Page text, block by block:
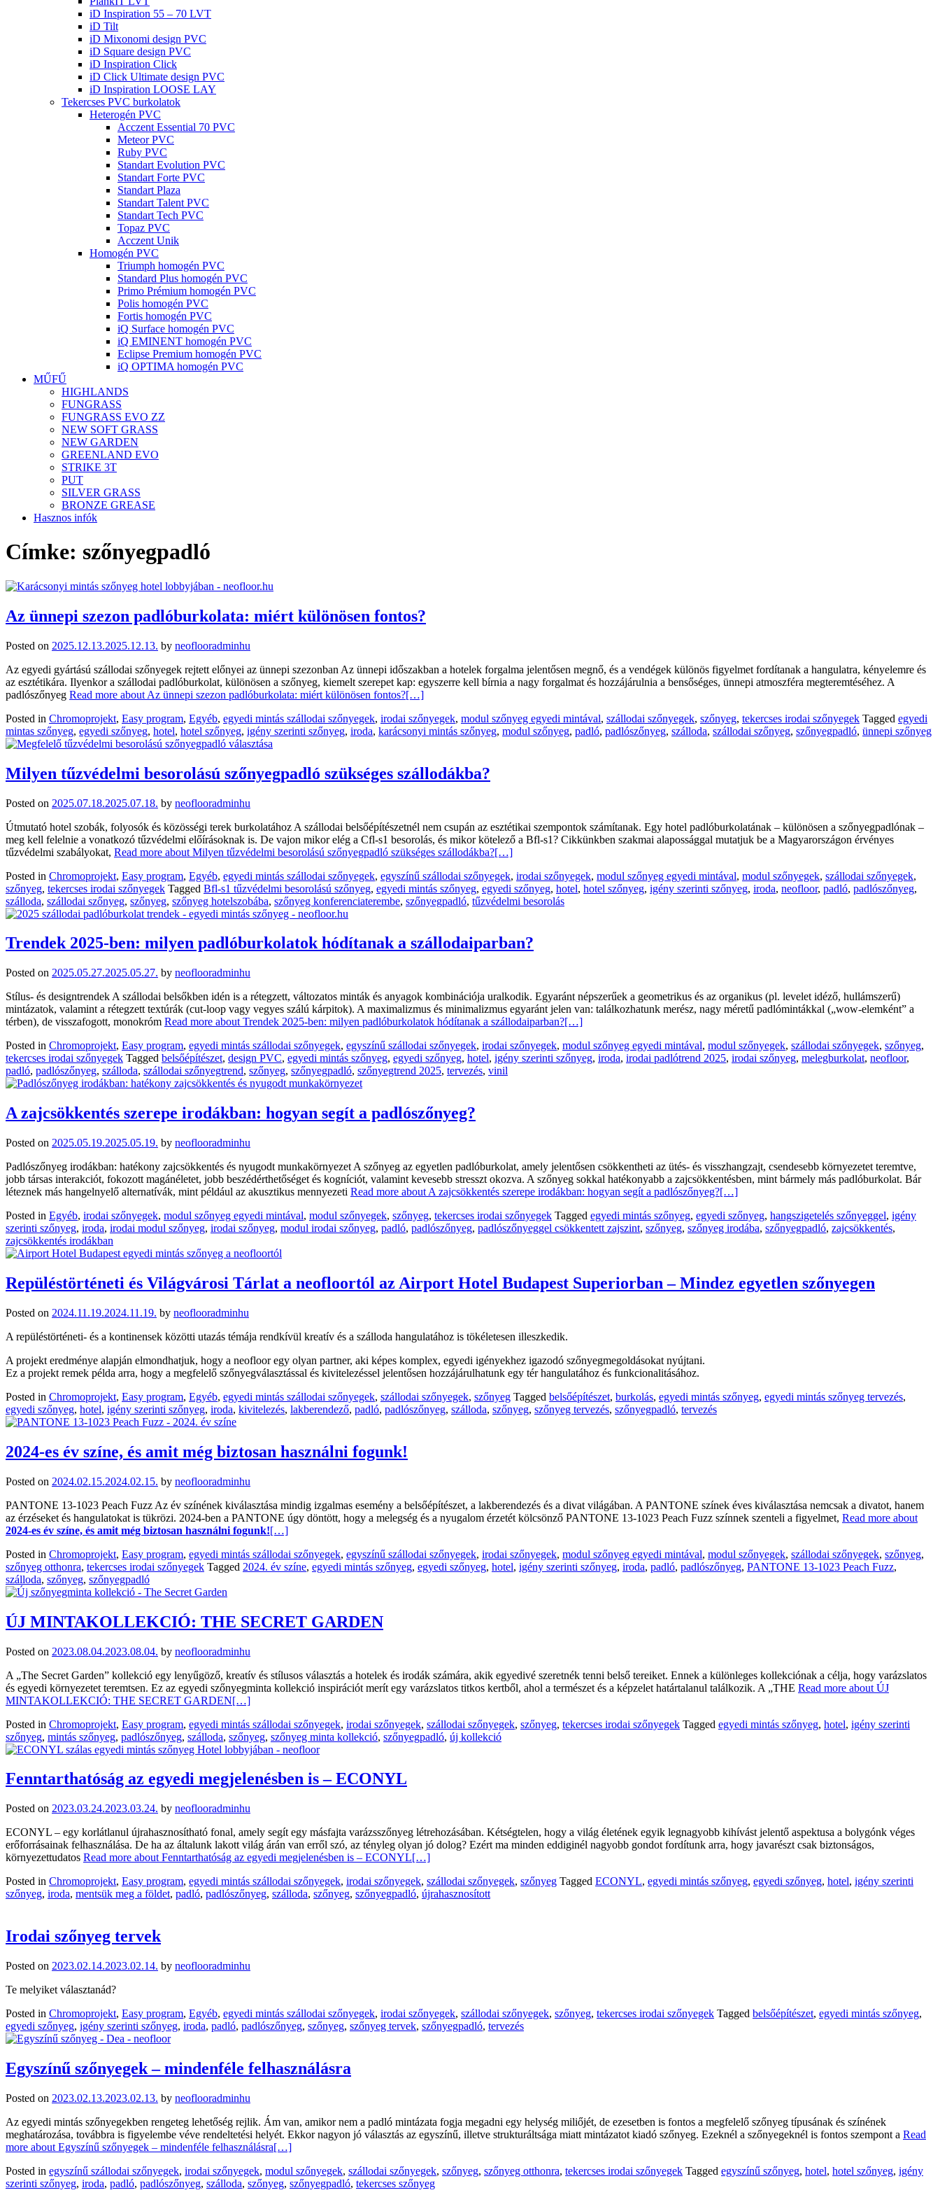
iD Inspiration 55 – 70 LVT
iD Tilt
iD Mixonomi design PVC
iD Square design PVC
iD Inspiration Click
iD Click Ultimate design PVC
iD Inspiration LOOSE LAY
Tekercses PVC burkolatok
Heterogén PVC
Acczent Essential 70 PVC
Meteor PVC
Ruby PVC
Standart Evolution PVC
Standart Forte PVC
Standart Plaza
Standart Talent PVC
Standart Tech PVC
Topaz PVC
Acczent Unik
Homogén PVC
Triumph homogén PVC
Standard Plus homogén PVC
Primo Prémium homogén PVC
Polis homogén PVC
Fortis homogén PVC
iQ Surface homogén PVC
iQ EMINENT homogén PVC
Eclipse Premium homogén PVC
iQ OPTIMA homogén PVC
MŰFŰ
HIGHLANDS
FUNGRASS
FUNGRASS EVO ZZ
NEW SOFT GRASS
NEW GARDEN
GREENLAND EVO
STRIKE 3T
PUT
SILVER GRASS
BRONZE GREASE
Hasznos infók
Címke: szőnyegpadló
Az ünnepi szezon padlóburkolata: miért különösen fontos?
Posted on 2025.12.13.2025.12.13. by neoflooradminhu
Az egyedi gyártású szállodai szőnyegek rejtett előnyei az ünnepi szezonban Az ünnepi időszakban a hotelek forgalma jelentősen megnő, és a vendégek különös figyelmet fordítanak a hangulatra, kényelemre és
az esztétikára. Ilyenkor a szállodai padlóburkolat, különösen a szőnyeg, kiemelt szerepet kap: egyszerre kell bírnia a nagy forgalmat és hozzájárulnia a bensőséges, ünnepi atmoszféra megteremtéséhez. A
padlószőnyeg Read more about Az ünnepi szezon padlóburkolata: miért különösen fontos?[…]
Posted in Chromoprojekt, Easy program, Egyéb, egyedi mintás szállodai szőnyegek, irodai szőnyegek, modul szőnyeg egyedi mintával, szállodai szőnyegek, szőnyeg, tekercses irodai szőnyegek Tagged egyedi
mintas szőnyeg, egyedi szőnyeg, hotel, hotel szőnyeg, igény szerinti szőnyeg, iroda, karácsonyi mintás szőnyeg, modul szőnyeg, padló, padlószőnyeg, szálloda, szállodai szőnyeg, szőnyegpadló, ünnepi szőnyeg
Milyen tűzvédelmi besorolású szőnyegpadló szükséges szállodákba?
Posted on 2025.07.18.2025.07.18. by neoflooradminhu
Útmutató hotel szobák, folyosók és közösségi terek burkolatához A szállodai belsőépítészetnél nem csupán az esztétikai szempontok számítanak. Egy hotel padlóburkolatának – különösen a szőnyegpadlónak –
meg kell felelnie a vonatkozó tűzvédelmi előírásoknak is. De vajon mikor elég a Cfl-s1 besorolás, és mikor kötelező a Bfl-s1? Cikkünkben szakmai alapossággal mutatjuk be a Magyarországon érvényes
tűzvédelmi szabályokat, Read more about Milyen tűzvédelmi besorolású szőnyegpadló szükséges szállodákba?[…]
Posted in Chromoprojekt, Easy program, Egyéb, egyedi mintás szállodai szőnyegek, egyszínű szállodai szőnyegek, irodai szőnyegek, modul szőnyeg egyedi mintával, modul szőnyegek, szállodai szőnyegek,
szőnyeg, tekercses irodai szőnyegek Tagged Bfl-s1 tűzvédelmi besorolású szőnyeg, egyedi mintás szőnyeg, egyedi szőnyeg, hotel, hotel szőnyeg, igény szerinti szőnyeg, iroda, neofloor, padló, padlószőnyeg,
szálloda, szállodai szőnyeg, szőnyeg, szőnyeg hotelszobába, szőnyeg konferenciaterembe, szőnyegpadló, tűzvédelmi besorolás
Trendek 2025-ben: milyen padlóburkolatok hódítanak a szállodaiparban?
Posted on 2025.05.27.2025.05.27. by neoflooradminhu
Stílus- és designtrendek A szállodai belsőkben idén is a rétegzett, változatos minták és anyagok kombinációja uralkodik. Egyaránt népszerűek a geometrikus és az organikus (pl. levelet idéző, hullámszerű)
mintázatok, valamint a rétegzett textúrák (cut-loop vagy vegyes szálú kárpitok). A maximalizmus és minimalizmus egyaránt jelen van: találkozhatunk merész, nagy méretű padlómintákkal („wow-elemként” a
térben), de visszafogott, monokróm Read more about Trendek 2025-ben: milyen padlóburkolatok hódítanak a szállodaiparban?[…]
Posted in Chromoprojekt, Easy program, egyedi mintás szállodai szőnyegek, egyszínű szállodai szőnyegek, irodai szőnyegek, modul szőnyeg egyedi mintával, modul szőnyegek, szállodai szőnyegek, szőnyeg,
tekercses irodai szőnyegek Tagged belsőépítészet, design PVC, egyedi mintás szőnyeg, egyedi szőnyeg, hotel, igény szerinti szőnyeg, iroda, irodai padlótrend 2025, irodai szőnyeg, melegburkolat, neofloor,
padló, padlószőnyeg, szálloda, szállodai szőnyegtrend, szőnyeg, szőnyegpadló, szőnyegtrend 2025, tervezés, vinil
A zajcsökkentés szerepe irodákban: hogyan segít a padlószőnyeg?
Posted on 2025.05.19.2025.05.19. by neoflooradminhu
Padlószőnyeg irodákban: hatékony zajcsökkentés és nyugodt munkakörnyezet A szőnyeg az egyetlen padlóburkolat, amely jelentősen csökkentheti az ütés- és visszhangzajt, csendesebb környezetet teremtve,
jobb társas interakciót, fokozott magánéletet, jobb beszédérthetőséget és kogníciót, valamint kevesebb stresszt okozva. A szőnyeg sokkal hatékonyabb a zajcsökkentésben, mint bármely más padlóburkolat. Bár
léteznek más hangelnyelő alternatívák, mint például az akusztikus mennyezeti Read more about A zajcsökkentés szerepe irodákban: hogyan segít a padlószőnyeg?[…]
Posted in Egyéb, irodai szőnyegek, modul szőnyeg egyedi mintával, modul szőnyegek, szőnyeg, tekercses irodai szőnyegek Tagged egyedi mintás szőnyeg, egyedi szőnyeg, hangszigetelés szőnyeggel, igény
szerinti szőnyeg, iroda, irodai modul szőnyeg, irodai szőnyeg, modul irodai szőnyeg, padló, padlószőnyeg, padlószőnyeggel csökkentett zajszint, szőnyeg, szőnyeg irodába, szőnyegpadló, zajcsökkentés,
zajcsökkentés irodákban
Repüléstörténeti és Világvárosi Tárlat a neofloortól az Airport Hotel Budapest Superiorban – Mindez egyetlen szőnyegen
Posted on 2024.11.19.2024.11.19. by neoflooradminhu
A repüléstörténeti- és a kontinensek közötti utazás témája rendkívül kreatív és a szálloda hangulatához is tökéletesen illeszkedik.
A projekt eredménye alapján elmondhatjuk, hogy a neofloor egy olyan partner, aki képes komplex, egyedi igényekhez igazodó szőnyegmegoldásokat nyújtani.
Ez a projekt remek példa arra, hogy a megfelelő szőnyegválasztással és kivitelezéssel jelentősen hozzájárulhatunk egy tér hangulatához és funkcionalitásához.
Posted in Chromoprojekt, Easy program, Egyéb, egyedi mintás szállodai szőnyegek, szállodai szőnyegek, szőnyeg Tagged belsőépítészet, burkolás, egyedi mintás szőnyeg, egyedi mintás szőnyeg tervezés,
egyedi szőnyeg, hotel, igény szerinti szőnyeg, iroda, kivitelezés, lakberendező, padló, padlószőnyeg, szálloda, szőnyeg, szőnyeg tervezés, szőnyegpadló, tervezés
2024-es év színe, és amit még biztosan használni fogunk!
Posted on 2024.02.15.2024.02.15. by neoflooradminhu
PANTONE 13-1023 Peach Fuzz Az év színének kiválasztása mindig izgalmas esemény a belsőépítészet, a lakberendezés és a divat világában. A PANTONE színek éves kiválasztása nemcsak a divatot, hanem
az érzéseket és hangulatokat is tükrözi. 2024-ben a PANTONE úgy döntött, hogy a melegség és a nyugalom érzetét kölcsönző PANTONE 13-1023 Peach Fuzz színnek szenteli a figyelmet, Read more about
2024-es év színe, és amit még biztosan használni fogunk![…]
Posted in Chromoprojekt, Easy program, egyedi mintás szállodai szőnyegek, egyszínű szállodai szőnyegek, irodai szőnyegek, modul szőnyeg egyedi mintával, modul szőnyegek, szállodai szőnyegek, szőnyeg,
szőnyeg otthonra, tekercses irodai szőnyegek Tagged 2024. év színe, egyedi mintás szőnyeg, egyedi szőnyeg, hotel, igény szerinti szőnyeg, iroda, padló, padlószőnyeg, PANTONE 13-1023 Peach Fuzz,
szálloda, szőnyeg, szőnyegpadló
ÚJ MINTAKOLLEKCIÓ: THE SECRET GARDEN
Posted on 2023.08.04.2023.08.04. by neoflooradminhu
A „The Secret Garden” kollekció egy lenyűgöző, kreatív és stílusos választás a hotelek és irodák számára, akik egyedivé szeretnék tenni belső tereiket. Ennek a különleges kollekciónak a célja, hogy varázslatos
és egyedi környezetet teremtsen. Ez az egyedi szőnyegminta kollekció inspirációt merít egy varázslatos titkos kertből, ahol a természet és a képzelet határtalanul találkozik. A „THE Read more about ÚJ
MINTAKOLLEKCIÓ: THE SECRET GARDEN[…]
Posted in Chromoprojekt, Easy program, egyedi mintás szállodai szőnyegek, irodai szőnyegek, szállodai szőnyegek, szőnyeg, tekercses irodai szőnyegek Tagged egyedi mintás szőnyeg, hotel, igény szerinti
szőnyeg, mintás szőnyeg, padlószőnyeg, szálloda, szőnyeg, szőnyeg minta kollekció, szőnyegpadló, új kollekció
Fenntarthatóság az egyedi megjelenésben is – ECONYL
Posted on 2023.03.24.2023.03.24. by neoflooradminhu
ECONYL – egy korlátlanul újrahasznosítható fonal, amely segít egy másfajta varázsszőnyeg létrehozásában. Kétségtelen, hogy a világ életének egyik legnagyobb kihívást jelentő aspektusa a bolygónk véges
erőforrásainak felhasználása. De ha az általunk lakott világ árán van erről szó, az tényleg olyan jó dolog? Ezért ma minden eddiginél nagyobb gondot fordítunk arra, hogy javarészt csak biztonságos,
környezettudatos Read more about Fenntarthatóság az egyedi megjelenésben is – ECONYL[…]
Posted in Chromoprojekt, Easy program, egyedi mintás szállodai szőnyegek, irodai szőnyegek, szállodai szőnyegek, szőnyeg Tagged ECONYL, egyedi mintás szőnyeg, egyedi szőnyeg, hotel, igény szerinti
szőnyeg, iroda, mentsük meg a földet, padló, padlószőnyeg, szálloda, szőnyeg, szőnyegpadló, újrahasznosított
Irodai szőnyeg tervek
Posted on 2023.02.14.2023.02.14. by neoflooradminhu
Te melyiket választanád?
Posted in Chromoprojekt, Easy program, Egyéb, egyedi mintás szállodai szőnyegek, irodai szőnyegek, szállodai szőnyegek, szőnyeg, tekercses irodai szőnyegek Tagged belsőépítészet, egyedi mintás szőnyeg,
egyedi szőnyeg, igény szerinti szőnyeg, iroda, padló, padlószőnyeg, szőnyeg, szőnyeg tervek, szőnyegpadló, tervezés
Egyszínű szőnyegek – mindenféle felhasználásra
Posted on 2023.02.13.2023.02.13. by neoflooradminhu
Az egyedi mintás szőnyegekben rengeteg lehetőség rejlik. Ám van, amikor nem a padló mintázata fogja megadni egy helység miliőjét, de ezesetben is fontos a megfelelő szőnyeg típusának és színének
meghatározása, továbbra is figyelembe véve rendeltetési helyét. Ekkor nagyon jó választás az egyszínű, illetve strukturáltsága miatt mintázatot kiadó szőnyeg. Ezeknél a szőnyegeknél is fontos szempont a Read
more about Egyszínű szőnyegek – mindenféle felhasználásra[…]
Posted in egyszínű szállodai szőnyegek, irodai szőnyegek, modul szőnyegek, szállodai szőnyegek, szőnyeg, szőnyeg otthonra, tekercses irodai szőnyegek Tagged egyszínű szőnyeg, hotel, hotel szőnyeg, igény
szerinti szőnyeg, iroda, padló, padlószőnyeg, szálloda, szőnyeg, szőnyegpadló, tekercses szőnyeg